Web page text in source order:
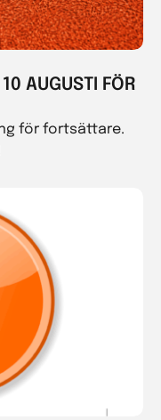
AUGUSTI FÖR
för fortsättare.